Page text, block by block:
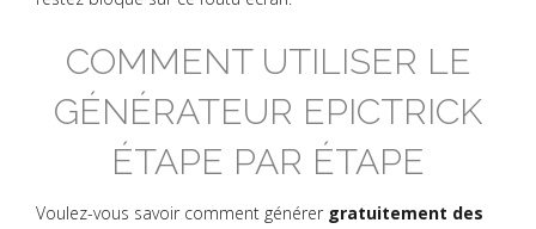
COMMENT UTILISER LE
GÉNÉRATEUR EPICTRICK
ÉTAPE PAR ÉTAPE
Voulez-vous savoir comment générer gratuitement des